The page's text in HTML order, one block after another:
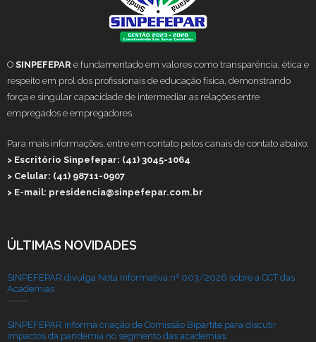
O SINPEFEPAR é fundamentado em valores como transparência, ética e
respeito em prol dos profissionais de educação física, demonstrando
força e singular capacidade de intermediar as relações entre
empregados e empregadores.
Para mais informações, entre em contato pelos canais de contato abaixo:
> Escritório Sinpefepar: (41) 3045-1064
> Celular: (41) 98711-0907
> E-mail: presidencia@sinpefepar.com.br
ÚLTIMAS NOVIDADES
SINPEFEPAR divulga Nota Informativa nº 003/2026 sobre a CCT das
Academias
SINPEFEPAR informa criação de Comissão Bipartite para discutir
impactos da pandemia no segmento das academias